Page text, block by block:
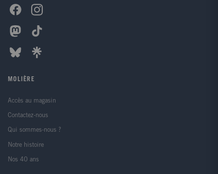
MOLIÈRE
Accès au magasin
Contactez-nous
Qui sommes-nous ?
Notre histoire
Nos 40 ans